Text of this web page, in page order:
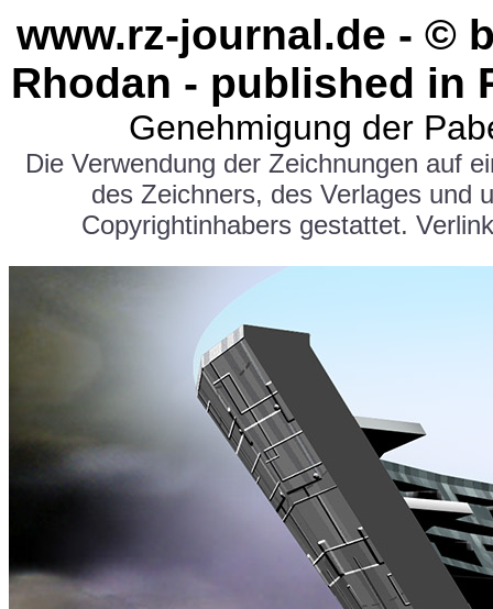
www.rz-journal.de - ©
Rhodan - published in
Genehmigung der
Die Verwendung der Zeichnungen auf
des Zeichners, des Verlages und
Copyrightinhabers gestattet.